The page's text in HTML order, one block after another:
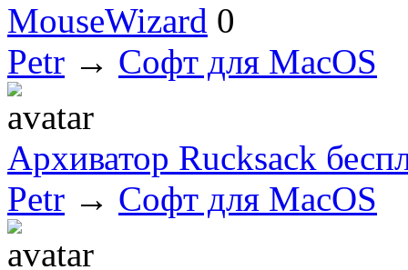
MouseWizard 0
Petr → Софт для MacOS
Архиватор Rucksack
Petr → Софт для MacOS